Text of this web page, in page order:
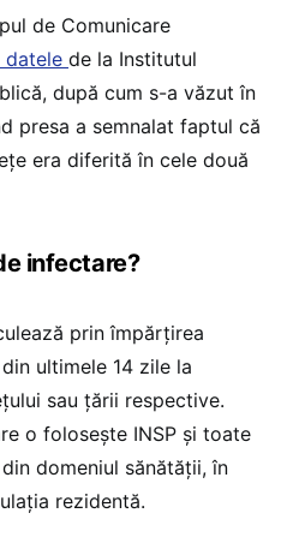
de Comunicare
datele de la Institutul
după cum s-a văzut în
presa a semnalat faptul că
era diferită în cele două
infectare?
prin împărțirea
ultimele 14 zile la
sau țării respective.
o folosește INSP și toate
domeniul sănătății, în
rezidentă.